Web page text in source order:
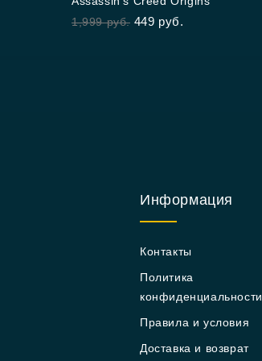
out
of
1,999руб. 449 руб.
Информация
Контакты
Политика
конфиденциальности
Правила и условия
Доставка и возврат